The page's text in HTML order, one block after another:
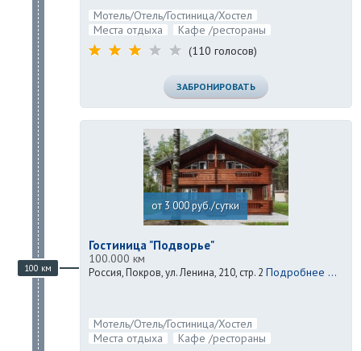
Мотель/Отель/Гостиница/Хостел
Места отдыха
Кафе /рестораны
(110 голосов)
ЗАБРОНИРОВАТЬ
100 км
от 3 000 руб./сутки
Гостиница "Подворье"
100.000 км
Россия, Покров, ул. Ленина, 210, стр. 2 Подробнее ...
Мотель/Отель/Гостиница/Хостел
Места отдыха
Кафе /рестораны